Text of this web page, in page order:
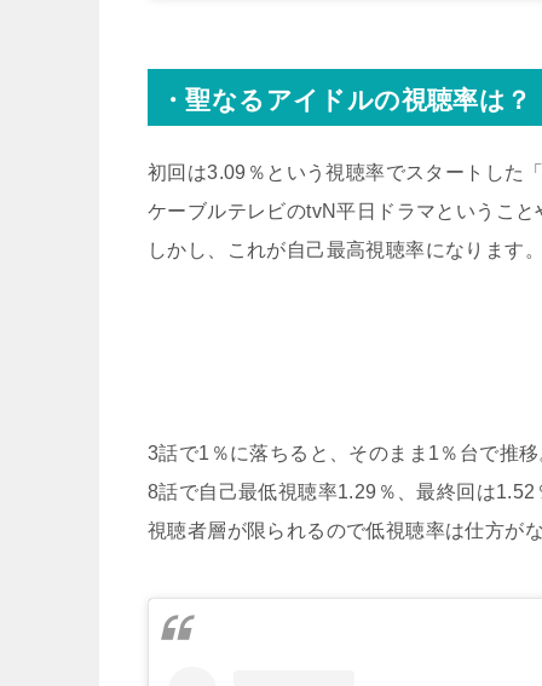
・聖なるアイドルの視聴率は？
初回は3.09％という視聴率でスタートした
ケーブルテレビのtvN平日ドラマというこ
しかし、これが自己最高視聴率になります
3話で1％に落ちると、そのまま1％台で推
8話で自己最低視聴率1.29％、最終回は
視聴者層が限られるので低視聴率は仕方が